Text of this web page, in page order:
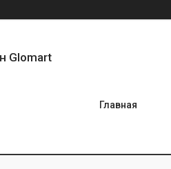
Glomart
Главная